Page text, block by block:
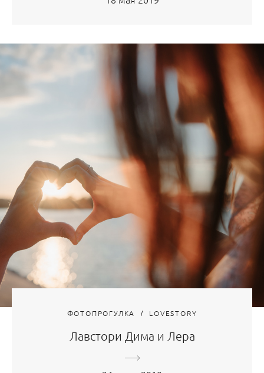
ФОТОПРОГУЛКА LOVESTORY
Лавстори Дима и Лера